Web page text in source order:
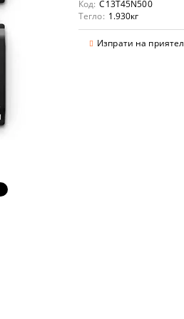
Код: C13T45N500
Тегло: 1.930кг
Изпрати на приятел